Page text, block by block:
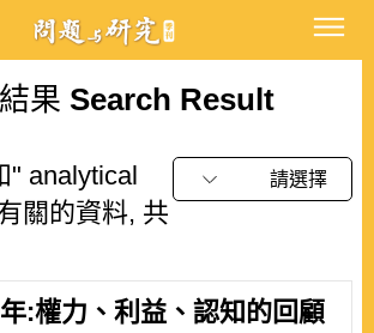
果 Search Result
" analytical
關的資料, 共
請選擇
:權力、利益、認知的回顧